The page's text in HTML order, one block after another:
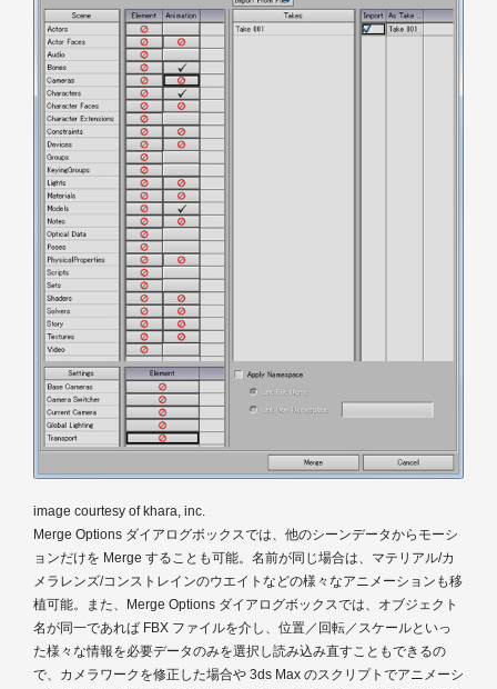
image courtesy of khara, inc.
Merge Options ダイアログボックスでは、他のシーンデータからモーシ
ョンだけを Merge することも可能。名前が同じ場合は、マテリアル/カ
メラレンズ/コンストレインのウエイトなどの様々なアニメーションも移
植可能。また、Merge Options ダイアログボックスでは、オブジェクト
名が同一であれば FBX ファイルを介し、位置／回転／スケールといっ
た様々な情報を必要データのみを選択し読み込み直すこともできるの
で、カメラワークを修正した場合や 3ds Max のスクリプトでアニメーシ